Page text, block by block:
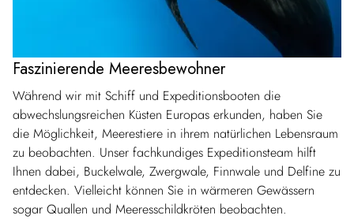
Faszinierende Meeresbewohner
Während wir mit Schiff und Expeditionsbooten die
abwechslungsreichen Küsten Europas erkunden, haben Sie
die Möglichkeit, Meerestiere in ihrem natürlichen Lebensraum
zu beobachten. Unser fachkundiges Expeditionsteam hilft
Ihnen dabei, Buckelwale, Zwergwale, Finnwale und Delfine zu
entdecken. Vielleicht können Sie in wärmeren Gewässern
sogar Quallen und Meeresschildkröten beobachten.